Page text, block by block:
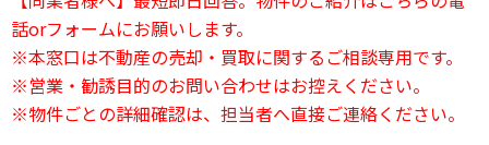
話orフォームにお願いします。
※本窓口は不動産の売却・買取に関するご相談専用です。
※営業・勧誘目的のお問い合わせはお控えください。
※物件ごとの詳細確認は、担当者へ直接ご連絡ください。